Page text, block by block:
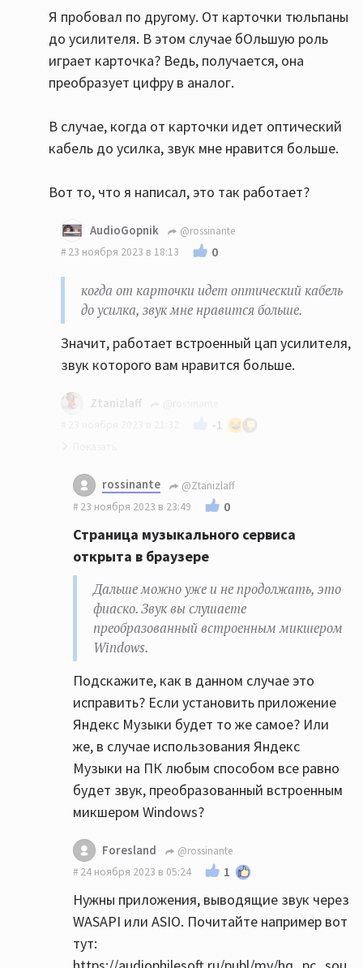
Я пробовал по другому. От карточки тюльпаны
до усилителя. В этом случае бОльшую роль
играет карточка? Ведь, получается, она
преобразует цифру в аналог.
В случае, когда от карточки идет оптический
кабель до усилка, звук мне нравится больше.
Вот то, что я написал, это так работает?
AudioGopnik
@rossinante
23 ноября 2023 в 18:13
0
когда от карточки идет оптический кабель
до усилка, звук мне нравится больше.
Значит, работает встроенный цап усилителя,
звук которого вам нравится больше.
Ztanizlaff
-1
Страница музыкального сервиса открыта
в браузере
фиаско. Звук вы слушаете преобразованный
встроенным микшером Windows.
наче говоря, если так верно сказать,
работает ЦАП усилителя?
Все верно, но он там совсем начальный и
простой, выделите бюджет на цап хотяб
350$, это не так много но прирост будет
заметный.
Вон на Озон скидки пока, дешвле чем на Ali
все.
SMSL DO400 отличный цап еще и усилок для
наушников норм.
https://ozon.ru/t/nBdEBGN
SMSL SU-9 ultra вышел новый, очень хороший
цап, а теперь еще и на AKM наконец-то.
https://ozon.ru/t/nBdEYRe
В случае, когда от карточки идет
оптический кабель до усилка, звук мне
rossinante
@Ztanizlaff
23 ноября 2023 в 23:49
0
Страница музыкального сервиса
открыта в браузере
Дальше можно уже и не продолжать, это
фиаско. Звук вы слушаете
преобразованный встроенным микшером
Windows.
Подскажите, как в данном случае это
исправить? Если установить приложение
Яндекс Музыки будет то же самое? Или
же, в случае использования Яндекс
Музыки на ПК любым способом все равно
будет звук, преобразованный встроенным
микшером Windows?
Foresland
@rossinante
24 ноября 2023 в 05:24
1
Нужны приложения, выводящие звук через
WASAPI или ASIO. Почитайте например вот
тут: